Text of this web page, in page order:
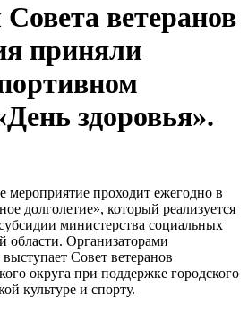
ветеранов
приняли
здоровья».
мероприятие проходит ежегодно в
долголетие», который реализуется
министерства социальных
области. Организаторами
Совет ветеранов
округа при поддержке городского
культуре и спорту.